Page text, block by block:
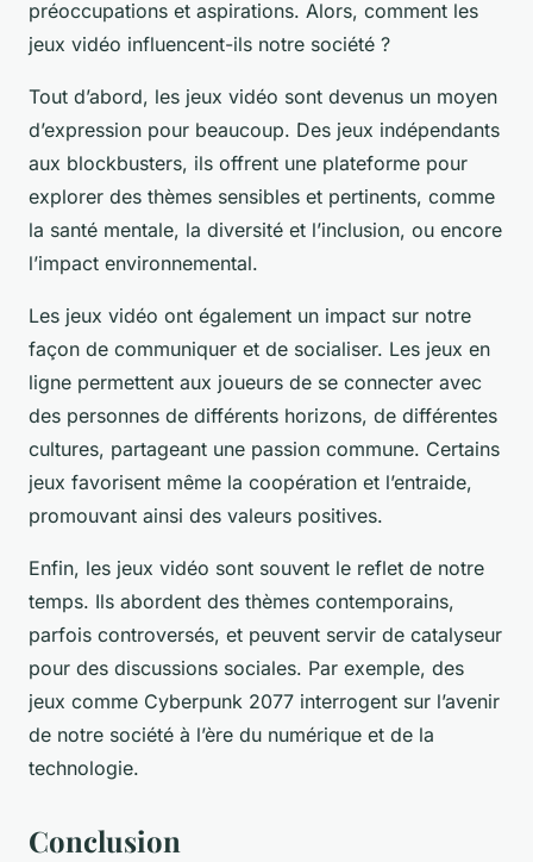
préoccupations et aspirations. Alors, comment les
jeux vidéo influencent-ils notre société ?
Tout d’abord, les jeux vidéo sont devenus un moyen
d’expression pour beaucoup. Des jeux indépendants
aux blockbusters, ils offrent une plateforme pour
explorer des thèmes sensibles et pertinents, comme
la santé mentale, la diversité et l’inclusion, ou encore
l’impact environnemental.
Les jeux vidéo ont également un impact sur notre
façon de communiquer et de socialiser. Les jeux en
ligne permettent aux joueurs de se connecter avec
des personnes de différents horizons, de différentes
cultures, partageant une passion commune. Certains
jeux favorisent même la coopération et l’entraide,
promouvant ainsi des valeurs positives.
Enfin, les jeux vidéo sont souvent le reflet de notre
temps. Ils abordent des thèmes contemporains,
parfois controversés, et peuvent servir de catalyseur
pour des discussions sociales. Par exemple, des
jeux comme Cyberpunk 2077 interrogent sur l’avenir
de notre société à l’ère du numérique et de la
technologie.
Conclusion